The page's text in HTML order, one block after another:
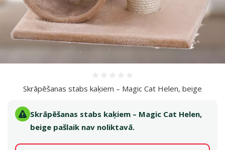
Skrāpēšanas stabs kaķiem – Magic Cat Helen, beige
Skrāpēšanas stabs kaķiem – Magic Cat Helen,
beige pašlaik nav noliktavā.